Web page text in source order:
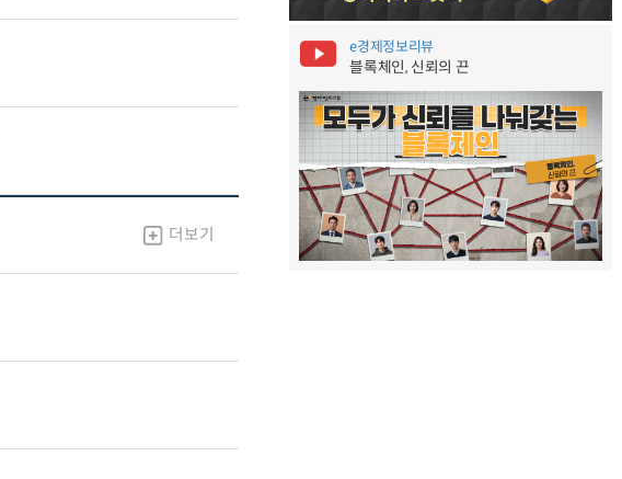
더보기
e경제정보리뷰
블록체인, 신뢰의 끈